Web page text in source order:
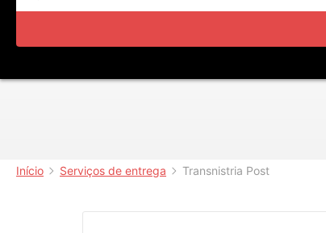
Início Serviços de entrega Transnistria Post